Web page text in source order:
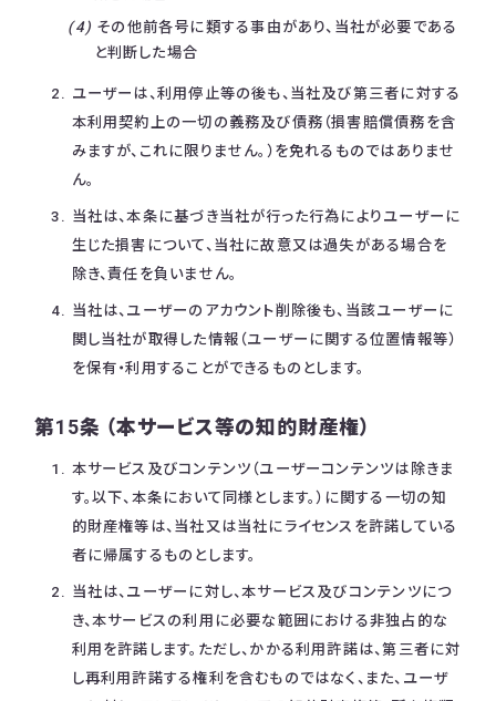
その他前各号に類する事由があり、当社が必要である
と判断した場合
ユーザーは、利用停止等の後も、当社及び第三者に対する
本利用契約上の一切の義務及び債務（損害賠償債務を含
みますが、これに限りません。）を免れるものではありませ
ん。
当社は、本条に基づき当社が行った行為によりユーザーに
生じた損害について、当社に故意又は過失がある場合を
除き、責任を負いません。
当社は、ユーザーのアカウント削除後も、当該ユーザーに
関し当社が取得した情報（ユーザーに関する位置情報等）
を保有・利用することができるものとします。
第15条 （本サービス等の知的財産権）
本サービス及びコンテンツ（ユーザーコンテンツは除きま
す。以下、本条において同様とします。）に関する一切の知
的財産権等は、当社又は当社にライセンスを許諾している
者に帰属するものとします。
当社は、ユーザーに対し、本サービス及びコンテンツにつ
き、本サービスの利用に必要な範囲における非独占的な
利用を許諾します。ただし、かかる利用許諾は、第三者に対
し再利用許諾する権利を含むものではなく、また、ユーザ